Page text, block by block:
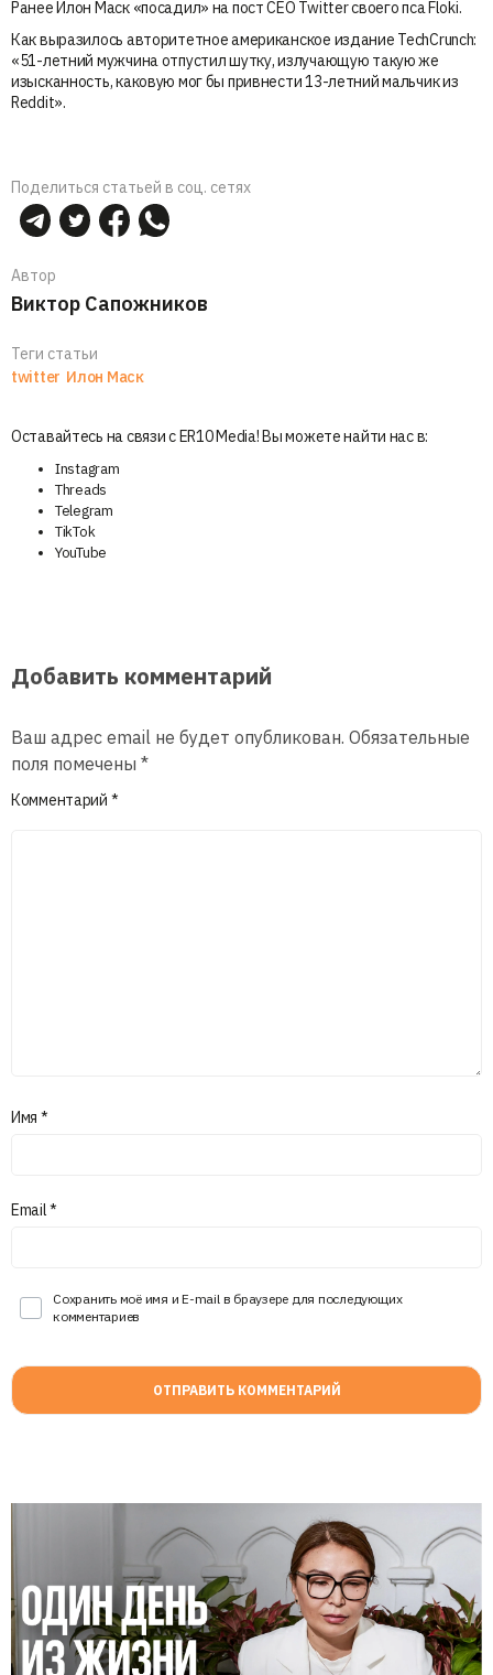
Ранее Илон Маск «посадил» на пост CEO Twitter своего пса Floki.
Как выразилось авторитетное американское издание TechCrunch:
«51-летний мужчина отпустил шутку, излучающую такую же
изысканность, каковую мог бы привнести 13-летний мальчик из
Reddit».
Поделиться статьей в соц. сетях
Автор
Виктор Сапожников
Теги статьи
twitter Илон Маск
Оставайтесь на связи с ER10 Media! Вы можете найти нас в:
Instagram
Threads
Telegram
TikTok
YouTube
Добавить комментарий
Ваш адрес email не будет опубликован. Обязательные
поля помечены *
Комментарий *
Имя *
Email*
Сохранить моё имя и E-mail в браузере для последующих
комментариев